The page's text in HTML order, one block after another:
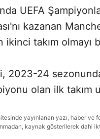
UEFA
kazanan
takım olmayı
2023-24
olan ilk takım
yayınlanan yazı, haber ve
kaynak gösterilerek dahi